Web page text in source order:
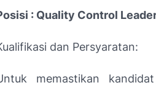
: Quality Control
dan Persyaratan:
memastikan